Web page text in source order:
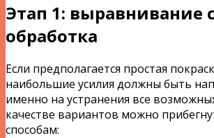
Этап 1: выравнивание
обработка
Если предполагается простая
наибольшие усилия должны быть
именно на устранения все
качестве вариантов можно
способам: